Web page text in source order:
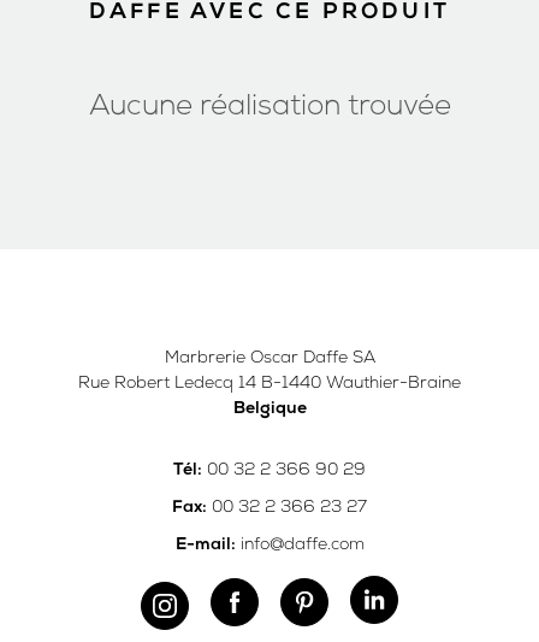
DAFFE AVEC CE PRODUIT
Aucune réalisation trouvée
Marbrerie Oscar Daffe SA
Rue Robert Ledecq 14 B-1440 Wauthier-Braine
Belgique
Tél: 00 32 2 366 90 29
Fax: 00 32 2 366 23 27
E-mail: info@daffe.com